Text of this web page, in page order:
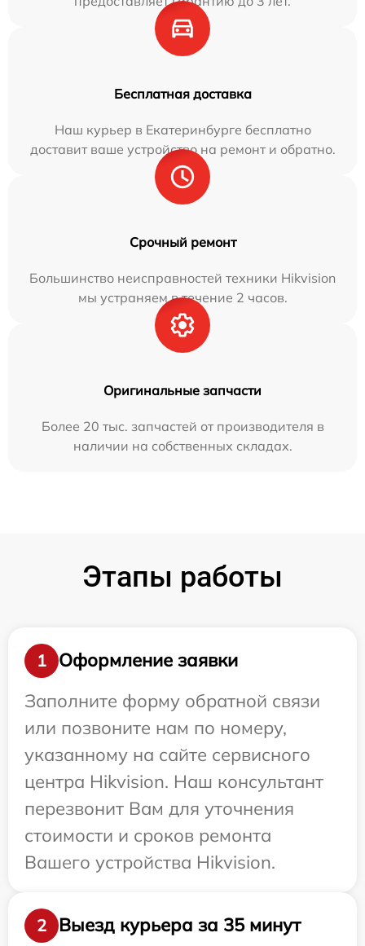
Бесплатная доставка
Наш курьер в Екатеринбурге бесплатно
доставит ваше устройство на ремонт и обратно.
Срочный ремонт
Большинство неисправностей техники Hikvision
мы устраняем в течение 2 часов.
Оригинальные запчасти
Более 20 тыс. запчастей от производителя в
наличии на собственных складах.
Этапы работы
1
Оформление заявки
Заполните форму обратной связи
или позвоните нам по номеру,
указанному на сайте сервисного
центра Hikvision. Наш консультант
перезвонит Вам для уточнения
стоимости и сроков ремонта
Вашего устройства Hikvision.
2 Выезд курьера за 35 минут